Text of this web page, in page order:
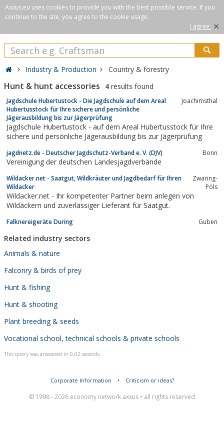
Axxus.eu uses cookies to provide you with the best possible service. If you
continue to the site, you agree to the cookie usage.
I agree. ×
Industry & Production Country & forestry
Hunt & hunt accessories 4 results found
Jagdschule Hubertustock - Die Jagdschule auf dem Areal
Hubertusstock für Ihre sichere und persönliche
Jägerausbildung bis zur Jägerprüfung
Joachimsthal
Jagdschule Hubertustock - auf dem Areal Hubertusstock für Ihre
sichere und persönliche Jägerausbildung bis zur Jägerprüfung
jagdnetz.de - Deutscher Jagdschutz-Verband e. V. (DJV) Bonn
Vereinigung der deutschen Landesjagdverbände
Wildacker.net - Saatgut, Wildkräuter und Jagdbedarf für Ihren
Wildacker
Zwaring-
Pöls
Wildacker.net - Ihr kompetenter Partner beim anlegen von
Wildäckern und zuverlässiger Lieferant für Saatgut.
Falknereigeräte During Guben
Related industry sectors
Animals & nature
Falconry & birds of prey
Hunt & fishing
Hunt & shooting
Plant breeding & seeds
Vocational school, technical schools & private schools
This query was answered in 0,02 seconds.
Corporate Information • Criticism or ideas?
© 1998 - 2026 economy network axxus • all rights reserved